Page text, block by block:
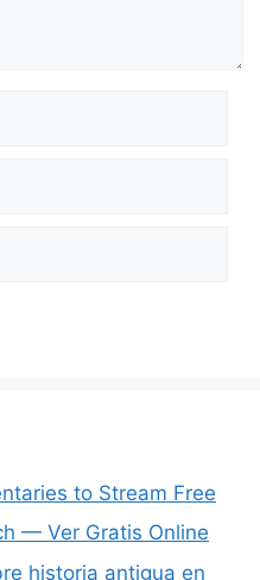
to Stream Free
— Ver Gratis Online
historia antigua en